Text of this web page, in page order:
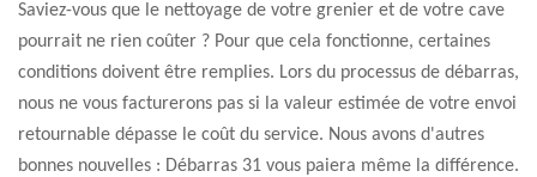
Saviez-vous que le nettoyage de votre grenier et de votre cave
pourrait ne rien coûter ? Pour que cela fonctionne, certaines
conditions doivent être remplies. Lors du processus de débarras,
nous ne vous facturerons pas si la valeur estimée de votre envoi
retournable dépasse le coût du service. Nous avons d'autres
bonnes nouvelles : Débarras 31 vous paiera même la différence.